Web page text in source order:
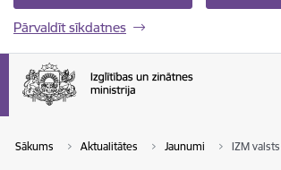
Pārvaldīt sīkdatnes
Sākums Aktualitātes Jaunumi IZM